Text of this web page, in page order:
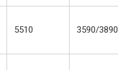
5510 3590/3890